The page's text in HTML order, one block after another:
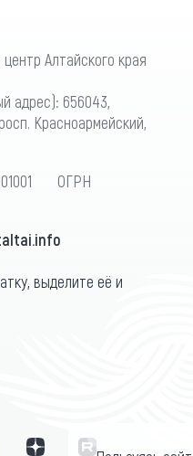
Алтайского края
адрес): 656043,
Красноармейский,
ОГРН
выделите её и